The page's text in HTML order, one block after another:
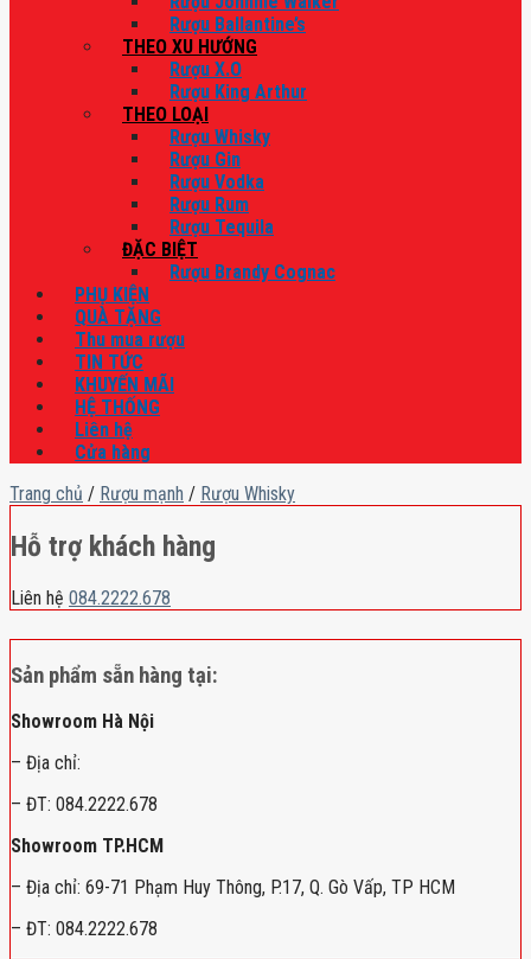
Rượu Ballantine’s
THEO XU HƯỚNG
Rượu X.O
Rượu King Arthur
THEO LOẠI
Rượu Whisky
Rượu Gin
Rượu Vodka
Rượu Rum
Rượu Tequila
ĐẶC BIỆT
Rượu Brandy Cognac
PHỤ KIỆN
QUÀ TẶNG
Thu mua rượu
TIN TỨC
KHUYẾN MÃI
HỆ THỐNG
Liên hệ
Cửa hàng
Trang chủ / Rượu mạnh / Rượu Whisky
Hỗ trợ khách hàng
Liên hệ 084.2222.678
Sản phẩm sẵn hàng tại:
Showroom Hà Nội
– Địa chỉ:
– ĐT: 084.2222.678
Showroom TP.HCM
– Địa chỉ: 69-71 Phạm Huy Thông, P.17, Q. Gò Vấp, TP HCM
– ĐT: 084.2222.678